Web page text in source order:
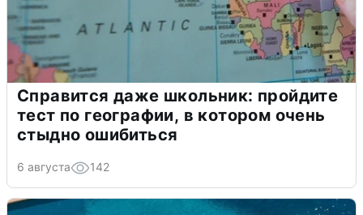
Справится даже школьник: пройдите
тест по географии, в котором очень
стыдно ошибиться
6 августа 142